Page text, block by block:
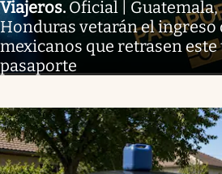
Viajeros. Oficial |
Honduras vetarán el ingreso
mexicanos que retrasen
pasaporte